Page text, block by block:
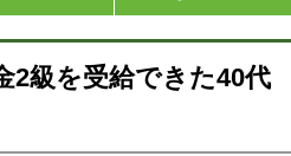
2級を受給できた40代